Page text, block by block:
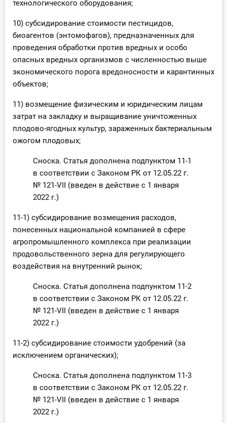
технологического оборудования;
10) субсидирование стоимости пестицидов,
биоагентов (энтомофагов), предназначенных для
проведения обработки против вредных и особо
опасных вредных организмов с численностью выше
экономического порога вредоносности и карантинных
объектов;
11) возмещение физическим и юридическим лицам
затрат на закладку и выращивание уничтоженных
плодово-ягодных культур, зараженных бактериальным
ожогом плодовых;
Сноска. Статья дополнена подпунктом 11-1
в соответствии с Законом РК от 12.05.22 г.
№ 121-VII (введен в действие с 1 января
2022 г.)
11-1) субсидирование возмещения расходов,
понесенных национальной компанией в сфере
агропромышленного комплекса при реализации
продовольственного зерна для регулирующего
воздействия на внутренний рынок;
Сноска. Статья дополнена подпунктом 11-2
в соответствии с Законом РК от 12.05.22 г.
№ 121-VII (введен в действие с 1 января
2022 г.)
11-2) субсидирование стоимости удобрений (за
исключением органических);
Сноска. Статья дополнена подпунктом 11-3
в соответствии с Законом РК от 12.05.22 г.
№ 121-VII (введен в действие с 1 января
2022 г.)